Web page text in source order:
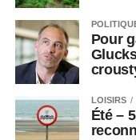
Pour
LOISIRS
Été –